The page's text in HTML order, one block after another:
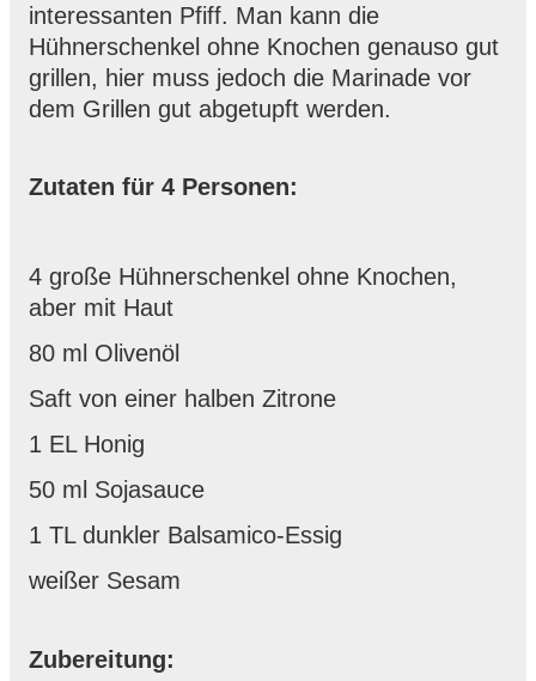
interessanten Pfiff. Man kann die
Hühnerschenkel ohne Knochen genauso gut
grillen, hier muss jedoch die Marinade vor
dem Grillen gut abgetupft werden.
Zutaten für 4 Personen:
4 große Hühnerschenkel ohne Knochen,
aber mit Haut
80 ml Olivenöl
Saft von einer halben Zitrone
1 EL Honig
50 ml Sojasauce
1 TL dunkler Balsamico-Essig
weißer Sesam
Zubereitung: